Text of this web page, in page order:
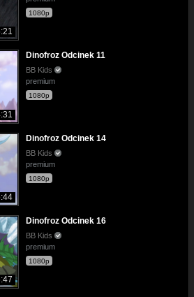
1080p
Dinofroz Odcinek 11
BB Kids
premium
1080p
Dinofroz Odcinek 14
BB Kids
premium
1080p
Dinofroz Odcinek 16
BB Kids
premium
1080p